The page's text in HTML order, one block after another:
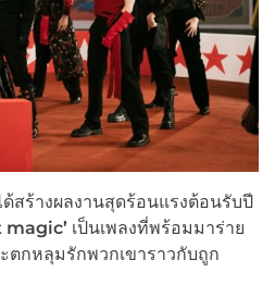
สร้างผลงานสุดร้อนแรงต้อนรับปี
magic’ เป็นเพลงที่พร้อมมาร่าย
ตกหลุมรักพวกเขาราวกับถูก